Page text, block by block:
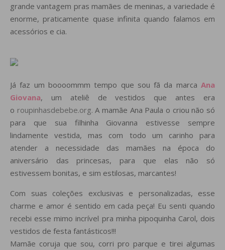
grande vantagem pras mamães de meninas, a variedade é
enorme, praticamente quase infinita quando falamos em
acessórios e cia.
Já faz um boooommm tempo que sou fã da marca Ana
Giovana, um ateliê de vestidos que antes era
o roupinhasdebebe.org. A mamãe Ana Paula o criou não só
para que sua filhinha Giovanna estivesse sempre
lindamente vestida, mas com todo um carinho para
atender a necessidade das mamães na época do
aniversário das princesas, para que elas não só
estivessem bonitas, e sim estilosas, marcantes!
Com suas coleções exclusivas e personalizadas, esse
charme e amor é sentido em cada peça! Eu senti quando
recebi esse mimo incrível pra minha pipoquinha Carol, dois
vestidos de festa fantásticos!!!
Mamãe coruja que sou, corri pro parque e tirei algumas